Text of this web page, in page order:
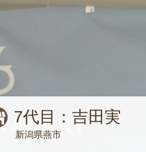
7代目：吉田実
新潟県燕市